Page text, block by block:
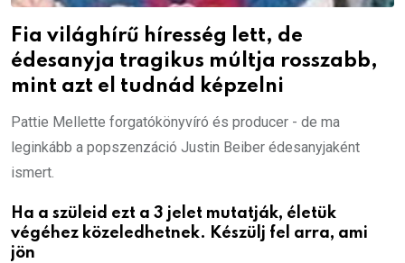
Fia világhírű híresség lett, de
édesanyja tragikus múltja rosszabb,
mint azt el tudnád képzelni
Pattie Mellette forgatókönyvíró és producer - de ma
leginkább a popszenzáció Justin Beiber édesanyjaként
ismert.
Ha a szüleid ezt a 3 jelet mutatják, életük
végéhez közeledhetnek. Készülj fel arra, ami
jön